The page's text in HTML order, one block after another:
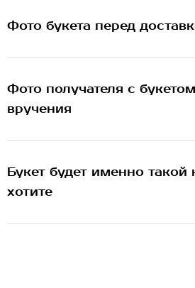
Фото букета перед
Фото получателя с
вручения
Букет будет именно такой
хотите